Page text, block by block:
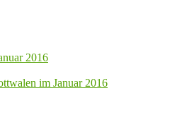
2016
im Januar 2016